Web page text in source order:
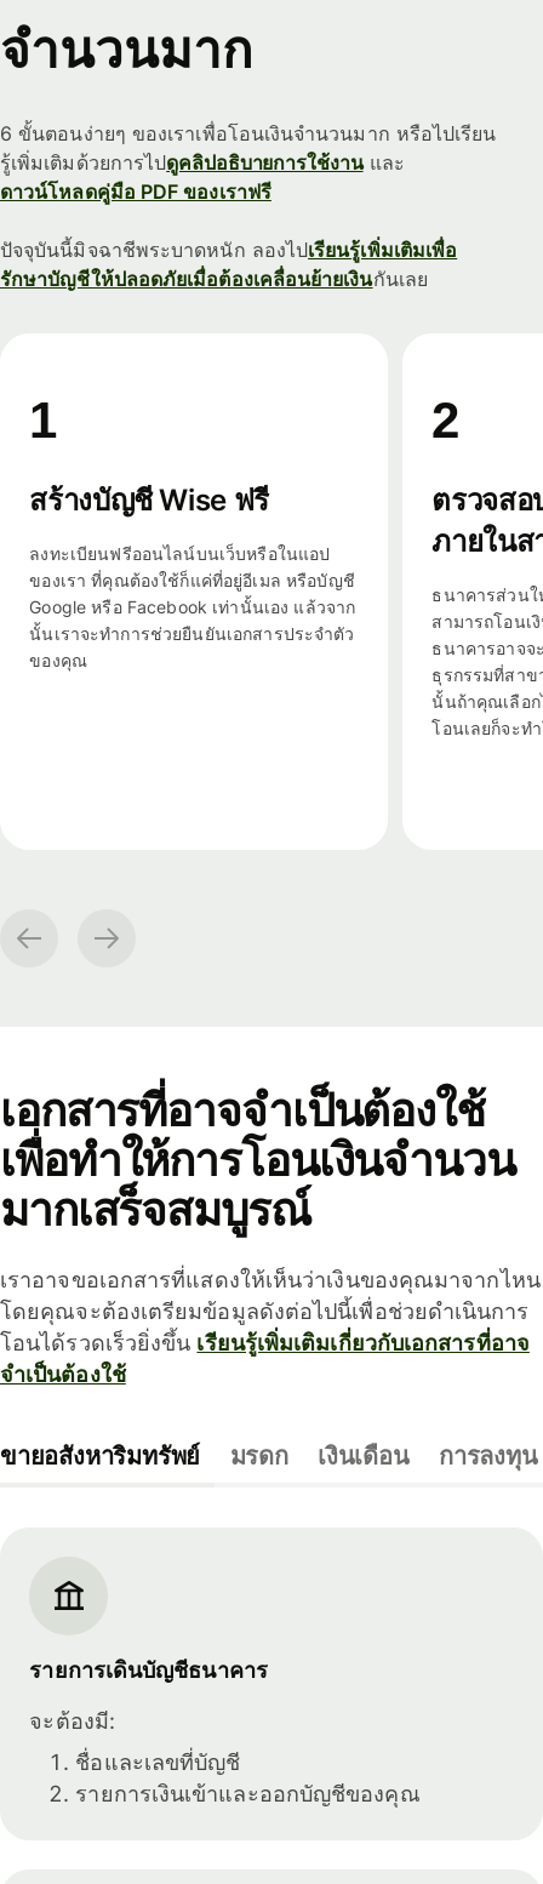
จำนวนมาก
6 ขั้นตอนง่ายๆ ของเราเพื่อโอนเงินจำนวนมาก หรือไปเรียน
รู้เพิ่มเติมด้วยการไปดูคลิปอธิบายการใช้งานและ
ดาวน์โหลดคู่มือ PDF ของเราฟรี
ปัจจุบันนี้มิจฉาชีพระบาดหนัก ลองไปเรียนรู้เพิ่มเติมเพื่อ
รักษาบัญชีให้ปลอดภัยเมื่อต้องเคลื่อนย้ายเงินกันเลย
1
สร้างบัญชี Wise ฟรี
ลงทะเบียนฟรีออนไลน์บนเว็บหรือในแอป
ของเรา ที่คุณต้องใช้ก็แค่ที่อยู่อีเมล หรือบัญชี
Google หรือ Facebook เท่านั้นเอง แล้วจาก
นั้นเราจะทำการช่วยยืนยันเอกสารประจำตัว
ของคุณ
2
ตรวจสอ
ภายในส
ธนาคารส่วน
สามารถโอนเ
ธนาคารอาจจ
ธุรกรรมที่สาข
นั้นถ้าคุณเลือก
โอนเลยก็จะท
เอกสารที่อาจจำเป็นต้องใช้
เพื่อทำให้การโอนเงินจำนวน
มากเสร็จสมบูรณ์
เราอาจขอเอกสารที่แสดงให้เห็นว่าเงินของคุณมาจากไหน
โดยคุณจะต้องเตรียมข้อมูลดังต่อไปนี้เพื่อช่วยดำเนินการ
โอนได้รวดเร็วยิ่งขึ้น เรียนรู้เพิ่มเติมเกี่ยวกับเอกสารที่อาจ
จำเป็นต้องใช้
ขายอสังหาริมทรัพย์ มรดก เงินเดือน การลงทุน
รายการเดินบัญชีธนาคาร
จะต้องมี:
ชื่อและเลขที่บัญชี
รายการเงินเข้าและออกบัญชีของคุณ